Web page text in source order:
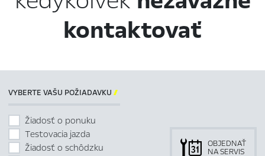
kontaktovať
VYBERTE VAŠU POŽIADAVKU 
Žiadosť o ponuku
Testovacia jazda
Žiadosť o schôdzku
OBJEDNAŤ
NA SERVIS